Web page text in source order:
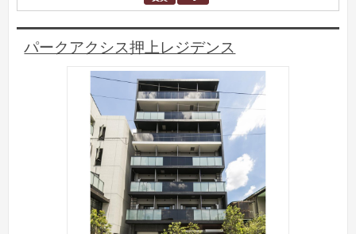
パークアクシス押上レジデンス